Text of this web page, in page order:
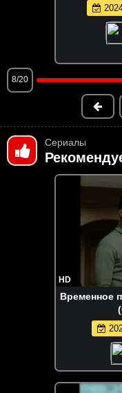
9/20
Сериалы
HD
Временное